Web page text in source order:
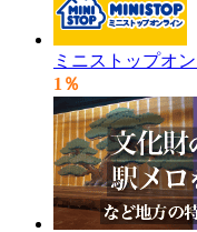
ミニストップオ
1％